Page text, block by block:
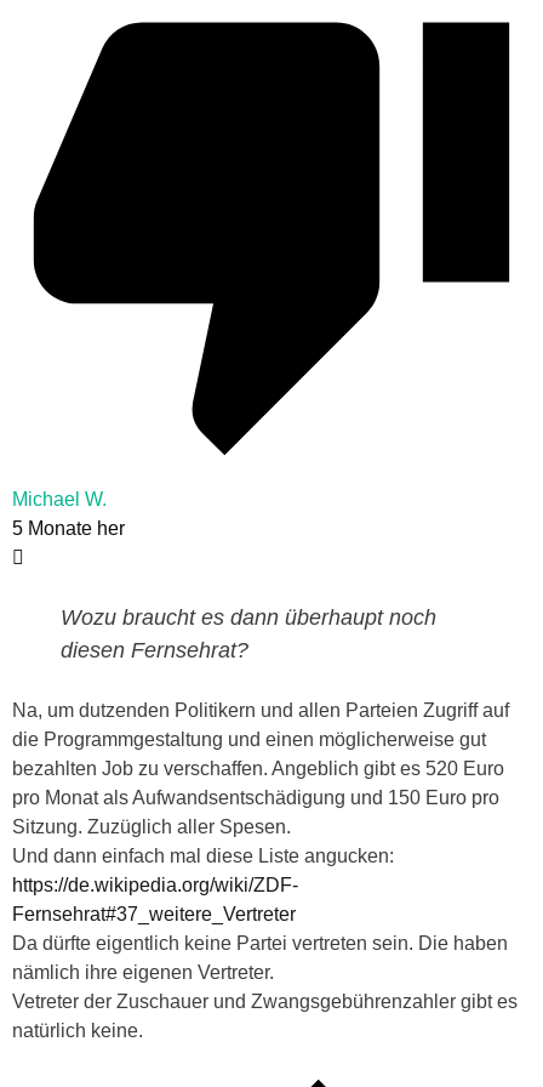
Michael W.
5 Monate her
Wozu braucht es dann überhaupt noch
diesen Fernsehrat?
Na, um dutzenden Politikern und allen Parteien Zugriff auf
die Programmgestaltung und einen möglicherweise gut
bezahlten Job zu verschaffen. Angeblich gibt es 520 Euro
pro Monat als Aufwandsentschädigung und 150 Euro pro
Sitzung. Zuzüglich aller Spesen.
Und dann einfach mal diese Liste angucken:
https://de.wikipedia.org/wiki/ZDF-
Fernsehrat#37_weitere_Vertreter
Da dürfte eigentlich keine Partei vertreten sein. Die haben
nämlich ihre eigenen Vertreter.
Vetreter der Zuschauer und Zwangsgebührenzahler gibt es
natürlich keine.